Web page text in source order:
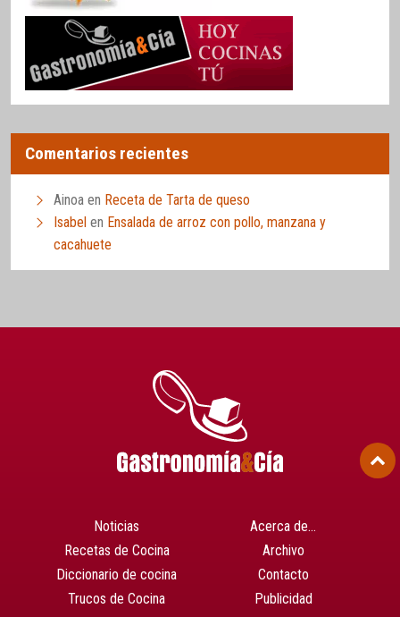
Comentarios recientes
Ainoa en Receta de Tarta de queso
Isabel en Ensalada de arroz con pollo, manzana y
cacahuete
Noticias
Recetas de Cocina
Diccionario de cocina
Trucos de Cocina
Acerca de…
Archivo
Contacto
Publicidad